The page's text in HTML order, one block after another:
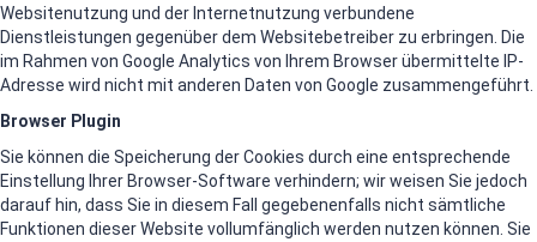
Websitenutzung und der Internetnutzung verbundene
Dienstleistungen gegenüber dem Websitebetreiber zu erbringen. Die
im Rahmen von Google Analytics von Ihrem Browser übermittelte IP-
Adresse wird nicht mit anderen Daten von Google zusammengeführt.
Browser Plugin
Sie können die Speicherung der Cookies durch eine entsprechende
Einstellung Ihrer Browser-Software verhindern; wir weisen Sie jedoch
darauf hin, dass Sie in diesem Fall gegebenenfalls nicht sämtliche
Funktionen dieser Website vollumfänglich werden nutzen können. Sie